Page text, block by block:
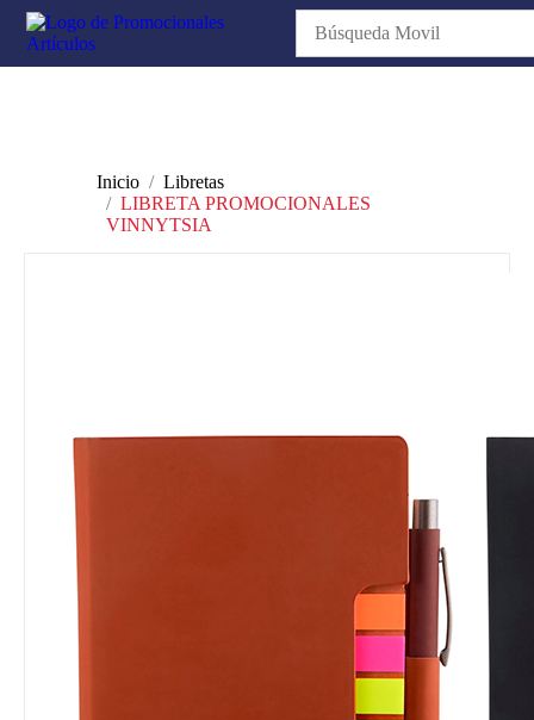
Inicio
Libretas
LIBRETA PROMOCIONALES
VINNYTSIA